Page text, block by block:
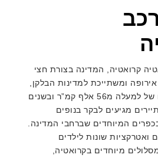
קרואטיה, המדינה בצורת חצי
ומשתייכת למדינות הבלקן,
משתרעת על פני שטח של למעלה מ56 אלף קמ”ר ובשנים
מגיעים לבקר בנופים
המיוחדים שברחבי המדינה.
ואטרקציות שונות לילדים
מיוחדים בקרואטיה,